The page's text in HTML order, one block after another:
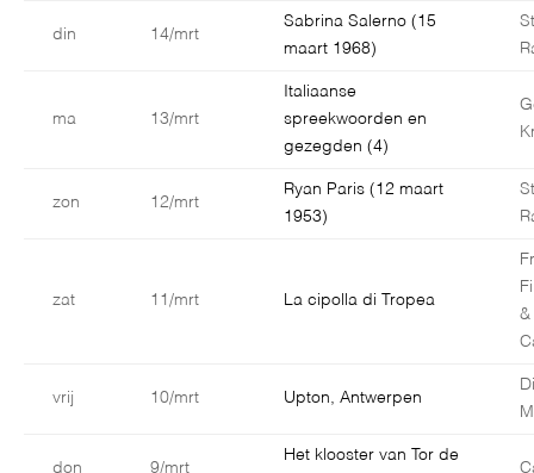
din 14/mrt
Sabrina Salerno (15
maart 1968)
ma 13/mrt
Italiaanse
spreekwoorden en
gezegden (4)
zon 12/mrt
Ryan Paris (12 maart
1953)
zat 11/mrt La cipolla di Tropea
&
vrij 10/mrt Upton, Antwerpen
don 9/mrt
Het klooster van Tor de